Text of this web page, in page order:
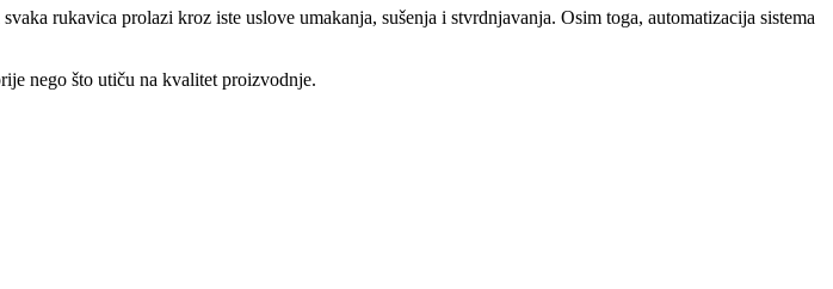
rukavica prolazi kroz iste uslove umakanja, sušenja i stvrdnjavanja. Osim toga, automatizacija sistema
nego što utiču na kvalitet proizvodnje.